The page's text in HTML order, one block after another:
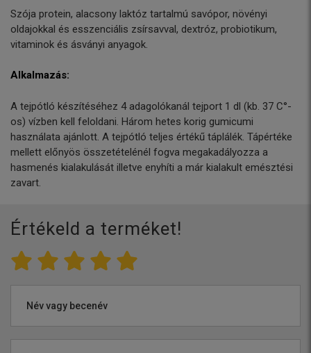
Szója protein, alacsony laktóz tartalmú savópor, növényi
oldajokkal és esszenciális zsírsavval, dextróz, probiotikum,
vitaminok és ásványi anyagok.
Alkalmazás:
A tejpótló készítéséhez 4 adagolókanál tejport 1 dl (kb. 37 C°-
os) vízben kell feloldani. Három hetes korig gumicumi
használata ajánlott. A tejpótló teljes értékű táplálék. Tápértéke
mellett előnyös összetételénél fogva megakadályozza a
hasmenés kialakulását illetve enyhíti a már kialakult emésztési
zavart.
Értékeld a terméket!
Név vagy becenév